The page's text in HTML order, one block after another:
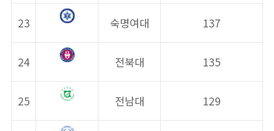
23 숙명여대 137
24 전북대 135
25 전남대 129